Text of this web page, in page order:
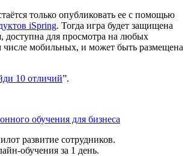
только опубликовать ее с помощью
iSpring. Тогда игра будет защищена
доступна для просмотра на любых
числе мобильных, и может быть размещена
10 отличий”.
обучения для бизнеса
развитие сотрудников.
за 1 день.